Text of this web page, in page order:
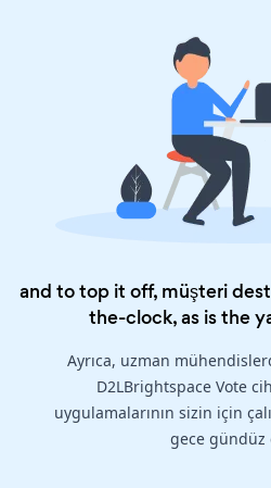
and to top it off, müşteri
the-clock, as is the
Ayrıca, uzman
D2LBrightspace Vote
uygulamalarının sizin için
gece gündüz